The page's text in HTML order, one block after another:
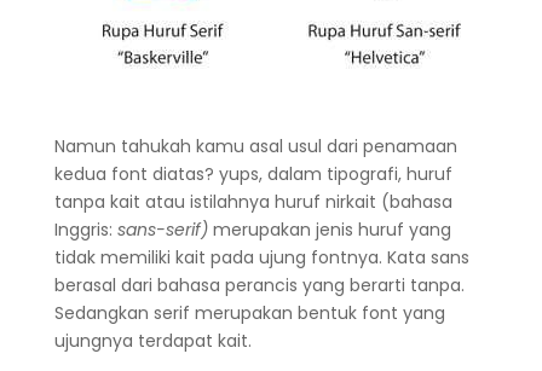
Namun tahukah kamu asal usul dari penamaan
kedua font diatas? yups, dalam tipografi, huruf
tanpa kait atau istilahnya huruf nirkait (bahasa
Inggris: sans-serif) merupakan jenis huruf yang
tidak memiliki kait pada ujung fontnya. Kata sans
berasal dari bahasa perancis yang berarti tanpa.
Sedangkan serif merupakan bentuk font yang
ujungnya terdapat kait.